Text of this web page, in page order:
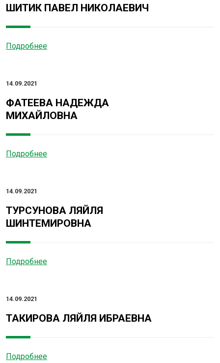
ШИТИК ПАВЕЛ НИКОЛАЕВИЧ
Подробнее
14.09.2021
ФАТЕЕВА НАДЕЖДА
МИХАЙЛОВНА
Подробнее
14.09.2021
ТУРСУНОВА ЛЯЙЛЯ
ШИНТЕМИРОВНА
Подробнее
14.09.2021
ТАКИРОВА ЛЯЙЛЯ ИБРАЕВНА
Подробнее